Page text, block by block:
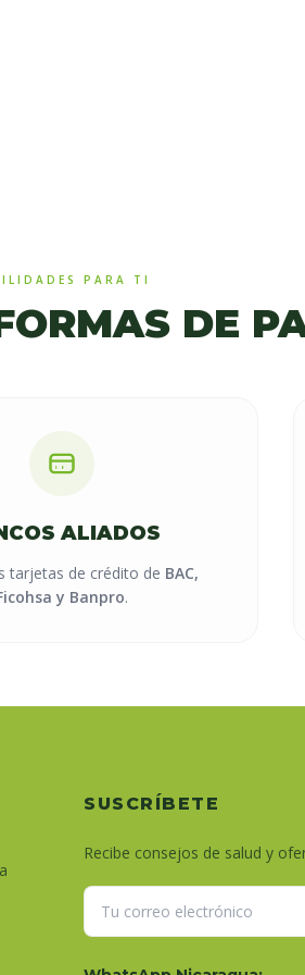
PARA TI
DE
ALIADOS
tarjetas de crédito de BAC,
y Banpro.
SUSCRÍBETE
Recibe consejos de salud y